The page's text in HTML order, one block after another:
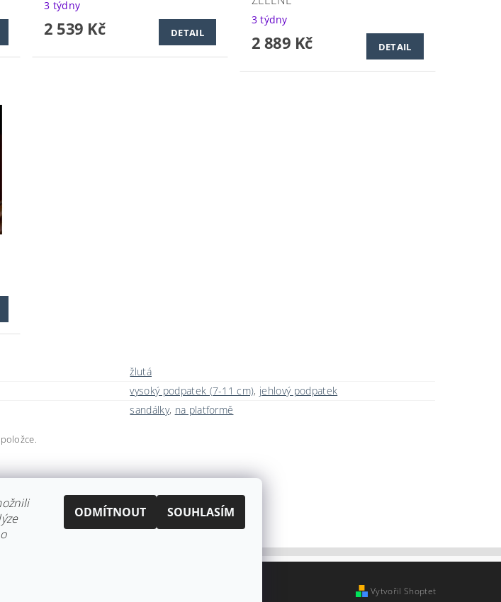
3 týdny
2 539 Kč DETAIL
3 týdny
2 889 Kč DETAIL
žlutá
vysoký podpatek (7-11 cm), jehlový podpatek
sandálky, na platformě
Vytvořil Shoptet
ODMÍTNOUT SOUHLASÍM